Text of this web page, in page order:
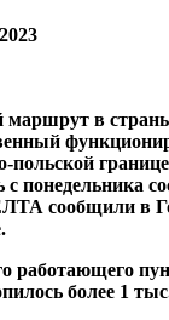
маршрут в
польской
понедельника
сообщили в